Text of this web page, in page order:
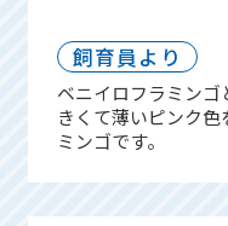
飼育員より
ベニイロフラミンゴ
きくて薄いピンク
ミンゴです。